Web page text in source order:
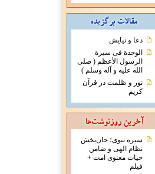
دعا و نیایش
الوحدة فی سیرة
الرسول الأعظم ( صلی
الله علیه و آله وسلم )
نور و ظلمت در قرآن
کریم
سیره نبوی؛ جان‌بخش
نظام الهی و ضامن
حیات معنوی امت +
فیلم